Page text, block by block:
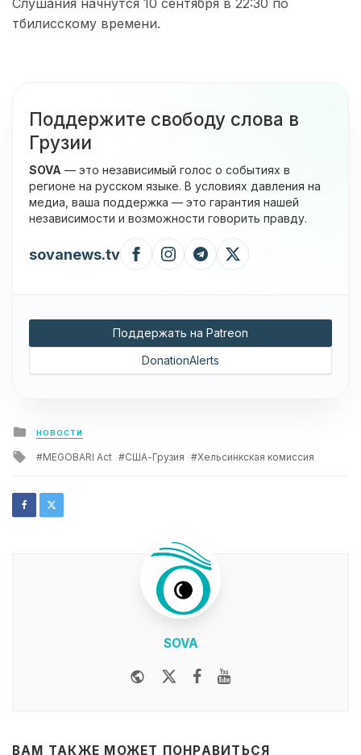
Слушания начнутся 10 сентября в 22:30 по
тбилисскому времени.
Поддержите свободу слова в
Грузии
SOVA — это независимый голос о событиях в
регионе на русском языке. В условиях давления на
медиа, ваша поддержка — это гарантия нашей
независимости и возможности говорить правду.
sovanews.tv
Поддержать на Patreon
DonationAlerts
Posted
in
НОВОСТИ
Tagged
MEGOBARI Act США-Грузия Хельсинкская комиссия
SOVA
WebsiteTwitterFacebook
ВАМ ТАКЖЕ МОЖЕТ ПОНРАВИТЬСЯ